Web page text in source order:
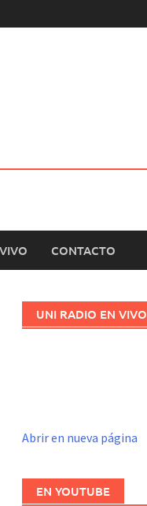
CONTACTO
UNI RADIO EN VIVO
Abrir en nueva página
EN YOUTUBE